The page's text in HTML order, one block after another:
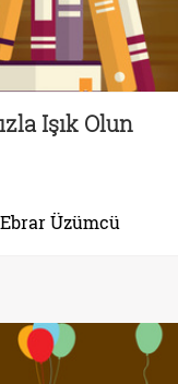
Işık Olun
Ebrar Üzümcü